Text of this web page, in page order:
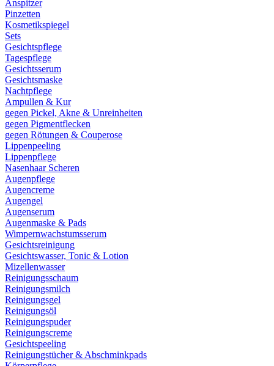
Anspitzer
Pinzetten
Kosmetikspiegel
Sets
Gesichtspflege
Tagespflege
Gesichtsserum
Gesichtsmaske
Nachtpflege
Ampullen & Kur
gegen Pickel, Akne & Unreinheiten
gegen Pigmentflecken
gegen Rötungen & Couperose
Lippenpeeling
Lippenpflege
Nasenhaar Scheren
Augenpflege
Augencreme
Augengel
Augenserum
Augenmaske & Pads
Wimpernwachstumsserum
Gesichtsreinigung
Gesichtswasser, Tonic & Lotion
Mizellenwasser
Reinigungsschaum
Reinigungsmilch
Reinigungsgel
Reinigungsöl
Reinigungspuder
Reinigungscreme
Gesichtspeeling
Reinigungstücher & Abschminkpads